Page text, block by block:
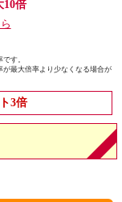
10倍
す。
最大倍率より少なくなる場合が
3倍